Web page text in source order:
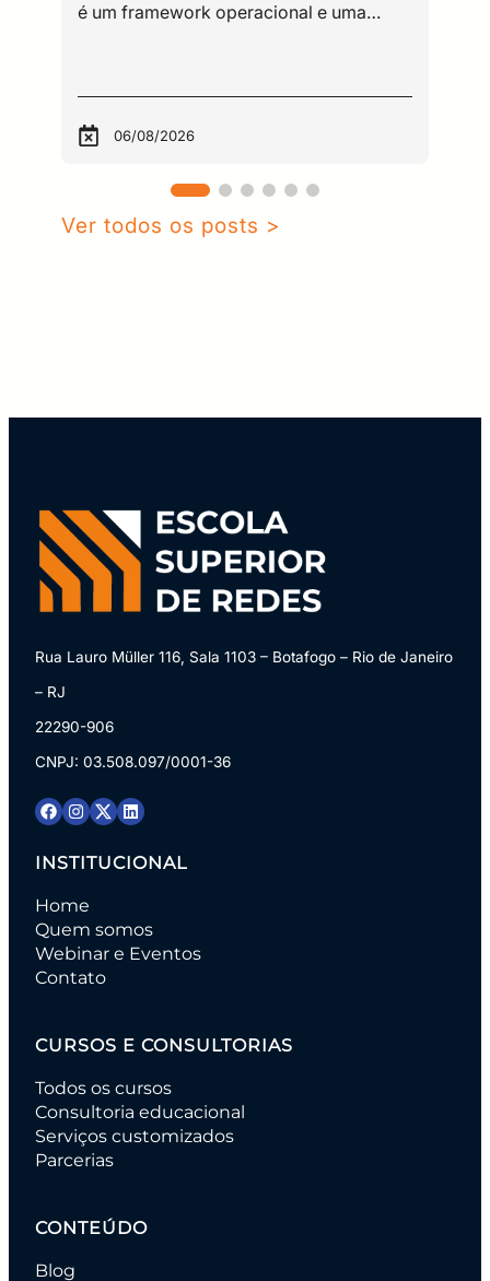
06/08/2026
Ver todos os posts >
Rua Lauro Müller 116, Sala 1103 – Botafogo – Rio de Janeiro
– RJ
22290-906
CNPJ: 03.508.097/0001-36
INSTITUCIONAL
Home
Quem somos
Webinar e Eventos
Contato
CURSOS E CONSULTORIAS
Todos os cursos
Consultoria educacional
Serviços customizados
Parcerias
CONTEÚDO
Blog